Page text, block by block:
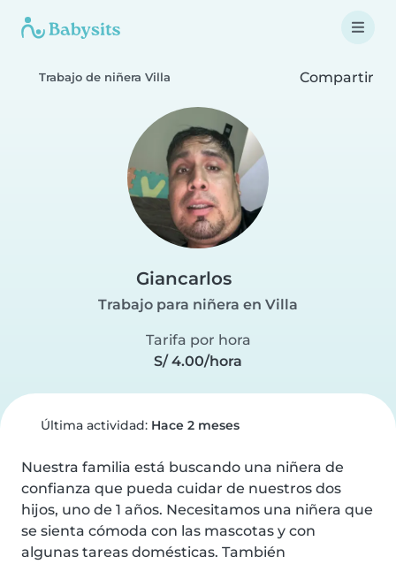
Trabajo de niñera Villa Compartir
Giancarlos
Trabajo para niñera en Villa
Tarifa por hora
S/ 4.00/hora
Última actividad: Hace 2 meses
Nuestra familia está buscando una niñera de
confianza que pueda cuidar de nuestros dos
hijos, uno de 1 años. Necesitamos una niñera que
se sienta cómoda con las mascotas y con
algunas tareas domésticas. También